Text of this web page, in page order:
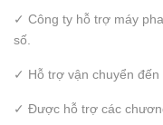
✓ Công ty hỗ trợ máy
số.
✓ Hỗ trợ vận chuyển đến
✓ Được hỗ trợ các